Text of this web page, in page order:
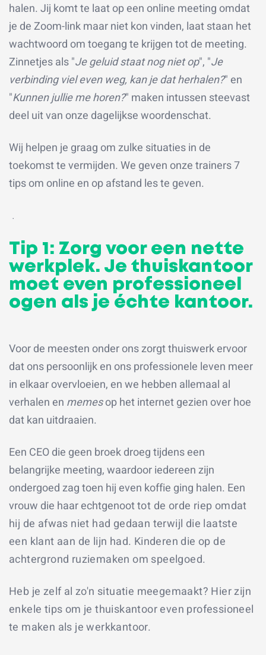
halen. Jij komt te laat op een online meeting omdat
je de Zoom-link maar niet kon vinden, laat staan het
wachtwoord om toegang te krijgen tot de meeting.
Zinnetjes als "Je geluid staat nog niet op", "Je
verbinding viel even weg, kan je datherhalen?" en
"Kunnen jullie me horen?" maken intussen steevast
deel uit van onze dagelijkse woordenschat.
Wij helpen je graag om zulke situaties in de
toekomst te vermijden. We geven onze trainers 7
tips om online en op afstand les te geven.
.
Tip 1: Zorg voor een nette
werkplek. Je thuiskantoor
moet even professioneel
ogen als je échte kantoor.
Voor de meesten onder ons zorgt thuiswerk ervoor
dat ons persoonlijk en ons professionele leven meer
in elkaar overvloeien, en we hebben allemaal al
verhalen en memesop het internet gezien over hoe
dat kan uitdraaien.
Een CEO die geen broek droeg tijdens een
belangrijke meeting, waardoor iedereen zijn
ondergoed zag toen hij even koffie ging halen. Een
vrouw die haar echtgenoottot de orde riep omdat
hij de afwas niet had gedaan terwijl die laatste
een klant aan de lijn had. Kinderen die op de
achtergrond ruziemaken om speelgoed.
Heb je zelf al zo'n situatie meegemaakt? Hier zijn
enkele tips om je thuiskantoor even professioneel
te maken als je werkkantoor.